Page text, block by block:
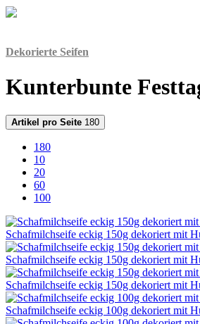
Dekorierte Seifen
Kunterbunte
Artikel pro Seite 180
180
10
20
60
100
Schafmilchseife eckig 150g dekoriert mit
Schafmilchseife eckig 150g dekoriert mit
Schafmilchseife eckig 150g dekoriert mit
Schafmilchseife eckig 100g dekoriert mit